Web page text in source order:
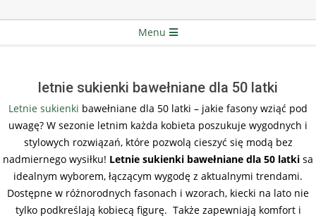
Menu
letnie sukienki bawełniane dla 50 latki
Letnie sukienki bawełniane dla 50 latki – jakie fasony wziąć pod
uwagę? W sezonie letnim każda kobieta poszukuje wygodnych i
stylowych rozwiązań, które pozwolą cieszyć się modą bez
nadmiernego wysiłku! Letnie sukienki bawełniane dla 50 latki sa
idealnym wyborem, łączącym wygodę z aktualnymi trendami.
Dostępne w różnorodnych fasonach i wzorach, kiecki na lato nie
tylko podkreślają kobiecą figurę. Także zapewniają komfort i